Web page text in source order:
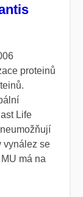
proteinů
Life
vynález se
má na